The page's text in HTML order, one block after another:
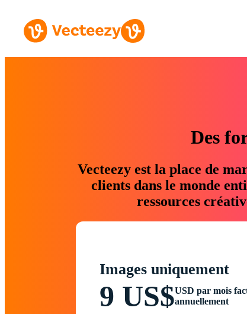
Des
Vecteezy est la place de
clients dans le monde
ressources
Images uniquement
9 US$USD par mois
annuellement